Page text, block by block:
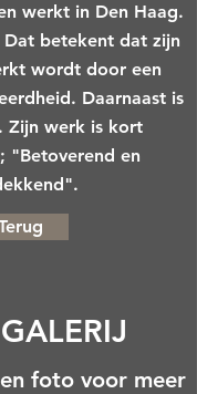
werkt in Den Haag.
Dat betekent dat zijn
wordt door een
Daarnaast is
Zijn werk is kort
"Betoverend en
foto voor meer